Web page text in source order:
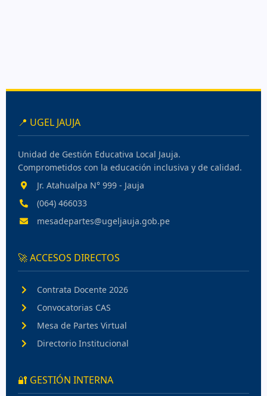
📍 UGEL JAUJA
Unidad de Gestión Educativa Local Jauja.
Comprometidos con la educación inclusiva y de calidad.
Jr. Atahualpa N° 999 - Jauja
(064) 466033
mesadepartes@ugeljauja.gob.pe
🚀 ACCESOS DIRECTOS
Contrata Docente 2026
Convocatorias CAS
Mesa de Partes Virtual
Directorio Institucional
🔐 GESTIÓN INTERNA